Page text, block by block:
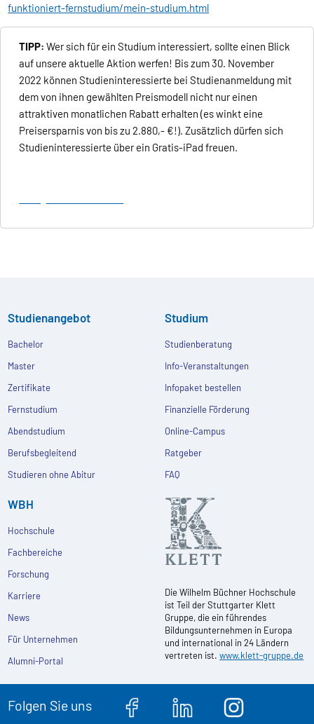
funktioniert-fernstudium/mein-studium.html
TIPP: Wer sich für ein Studium interessiert, sollte einen Blick
auf unsere aktuelle Aktion werfen! Bis zum 30. November
2022 können Studieninteressierte bei Studienanmeldung mit
dem von ihnen gewählten Preismodell nicht nur einen
attraktiven monatlichen Rabatt erhalten (es winkt eine
Preisersparnis von bis zu 2.880,- €!). Zusätzlich dürfen sich
Studieninteressierte über ein Gratis-iPad freuen.
Studienangebot
Bachelor
Master
Zertifikate
Fernstudium
Abendstudium
Berufsbegleitend
Studieren ohne Abitur
Studium
Studienberatung
Info-Veranstaltungen
Infopaket bestellen
Finanzielle Förderung
Online-Campus
Ratgeber
FAQ
WBH
Hochschule
Fachbereiche
Forschung
Karriere
News
Für Unternehmen
Alumni-Portal
Die Wilhelm Büchner Hochschule
ist Teil der Stuttgarter Klett
Gruppe, die ein führendes
Bildungsunternehmen in Europa
und international in 24 Ländern
vertreten ist.www.klett-gruppe.de
Folgen Sie uns